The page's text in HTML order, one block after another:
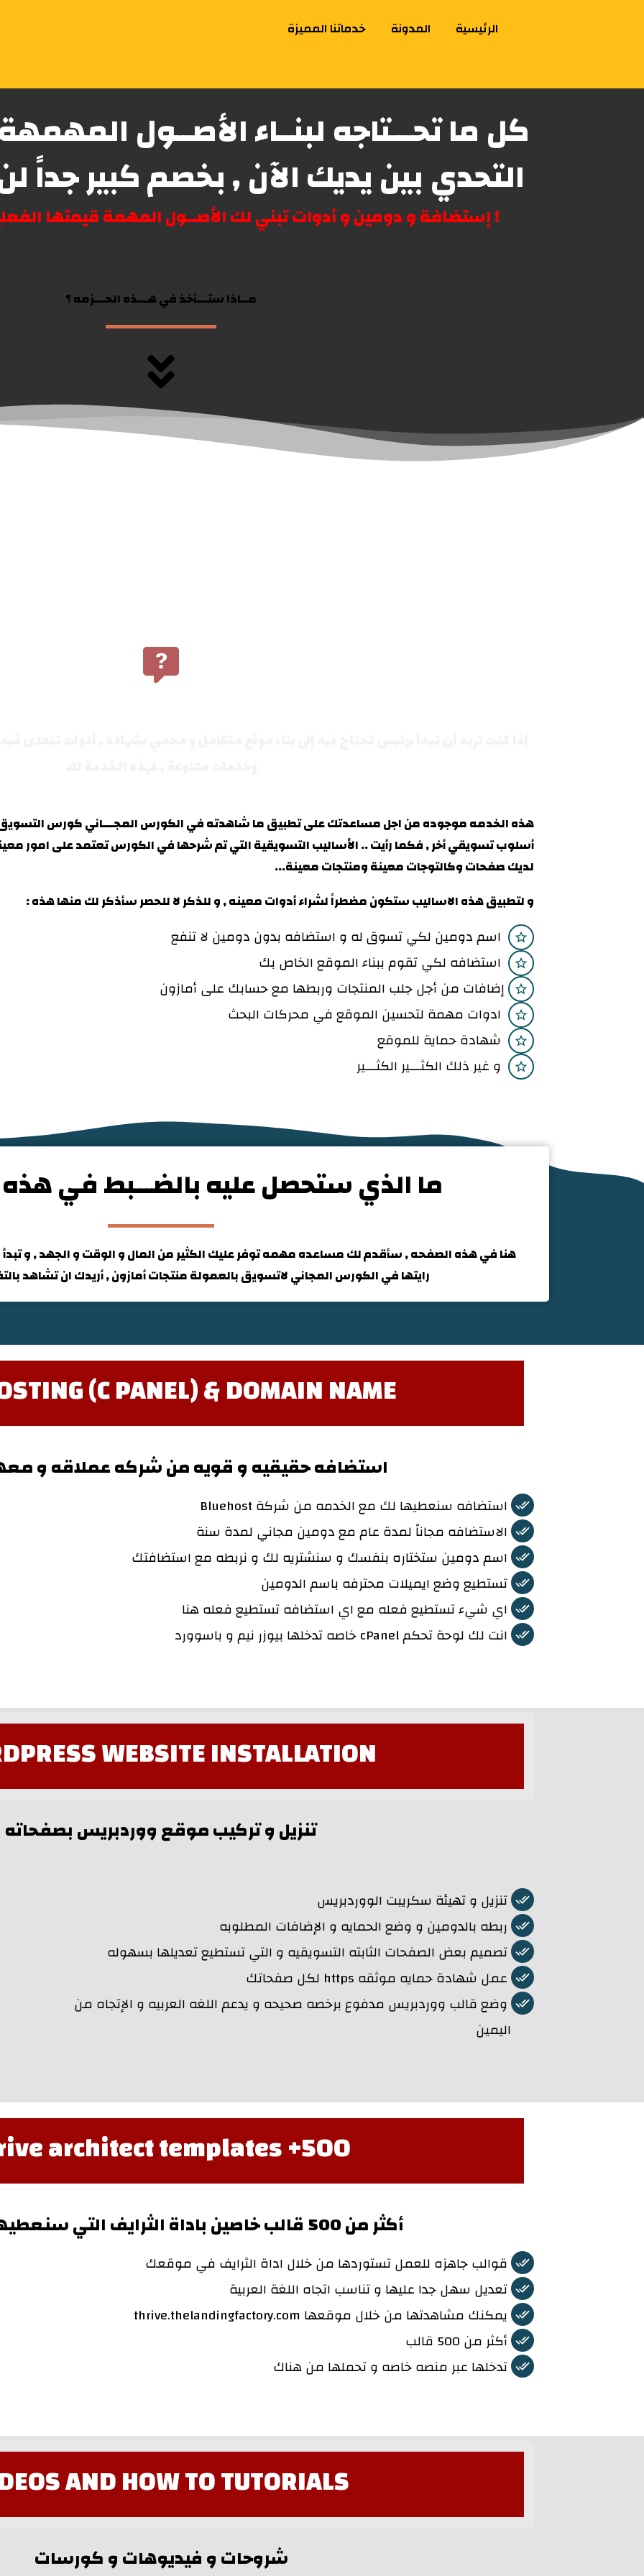
الرئيسية المدونة خدماتنا المميزة
كل ما تحـــتاجه لبنــاء الأصــول
التحدي بين يديك الآن , بخصم كبير جداً
! إستضافة و دومين و أدوات تبني لك الأصــول المهمة قيمتها الفعليه أكثر
مــاذا ستـــأخذ في هـــذه الحـــزمه ؟
هذه الخدمه موجوده من اجل مساعدتك على تطبيق ما شاهدته في الكورس المجـــاني كورس التسويق
أسلوب تسويقي أخر , فكما رأيت .. الأساليب التسويقية التي تم شرحها في الكورس تعتمد على امور
لديك صفحات وكالتوجات معينة ومنتجات معينة...
و لتطبيق هذه الاساليب ستكون مضطراً لشراء أدوات معينه , و للذكر لا للحصر سأذكر لك منها هذه :
اسم دومين لكي تسوق له و استضافه بدون دومين لا تنفع
استضافه لكي تقوم ببناء الموقع الخاص بك
إضافات من أجل جلب المنتجات وربطها مع حسابك على أمازون
ادوات مهمة لتحسين الموقع في محركات البحث
شهادة حماية للموقع
و غير ذلك الكثـــير الكثـــير
ما الذي ستحصل عليه بالضـــبط في هذه
هنا في هذه الصفحه , سأقدم لك مساعده مهمه توفر عليك الكثير من المال و الوقت و الجهد , و
رايتها في الكورس المجاني لاتسويق بالعمولة منتجات أمازون , أريدك ان تشاهد
(C PANEL) & DOMAIN NAME
استضافه حقيقيه و قويه من شركه عملاقه و
استضافه سنعطيها لك مع الخدمه من شركة Bluehost
الاستضافه مجاناً لمدة عام مع دومين مجاني لمدة سنة
اسم دومين ستختاره بنفسك و سنشتريه لك و نربطه مع استضافتك
تستطيع وضع ايميلات محترفه باسم الدومين
اي شيء تستطيع فعله مع اي استضافه تستطيع فعله هنا
انت لك لوحة تحكم cPanel خاصه تدخلها بيوزر نيم و باسوورد
WEBSITE INSTALLATION
تنزيل و تركيب موقع ووردبريس بصفحاته
تنزيل و تهيئة سكريبت الووردبريس
ربطه بالدومين و وضع الحمايه و الإضافات المطلوبه
تصميم بعض الصفحات الثابته التسويقيه و التي تستطيع تعديلها بسهوله
عمل شهادة حمايه موثقه https لكل صفحاتك
وضع قالب ووردبريس مدفوع برخصه صحيحه و يدعم اللغه العربيه و الإتجاه من
اليمين
500+ thrive architect templates
أكثر من 500 قالب خاصين باداة الثرايف التي سنعطيها لك مجاناً
قوالب جاهزه للعمل تستوردها من خلال اداة الثرايف في موقعك
تعديل سهل جدا عليها و تناسب اتجاه اللغة العربية
يمكنك مشاهدتها من خلال موقعها thrive.thelandingfactory.com
أكثر من 500 قالب
تدخلها عبر منصه خاصه و تحملها من هناك
AND HOW TO TUTORIALS
شروحات و فيديوهات و كورسات